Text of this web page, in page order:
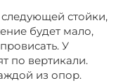
стойки,
будет мало,
У
по вертикали.
из опор.